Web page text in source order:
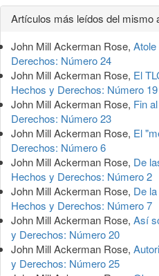
Detalles
del
artículo
Artículos más leídos del mismo
John Mill Ackerman Rose,
Derechos: Número 24
John Mill Ackerman Rose, El
Hechos y Derechos: Número 19
John Mill Ackerman Rose, Fin
Derechos: Número 23
John Mill Ackerman Rose, El
Derechos: Número 6
John Mill Ackerman Rose, De
Hechos y Derechos: Número 2
John Mill Ackerman Rose, De
Hechos y Derechos: Número 7
John Mill Ackerman Rose, Así
y Derechos: Número 20
John Mill Ackerman Rose,
y Derechos: Número 25